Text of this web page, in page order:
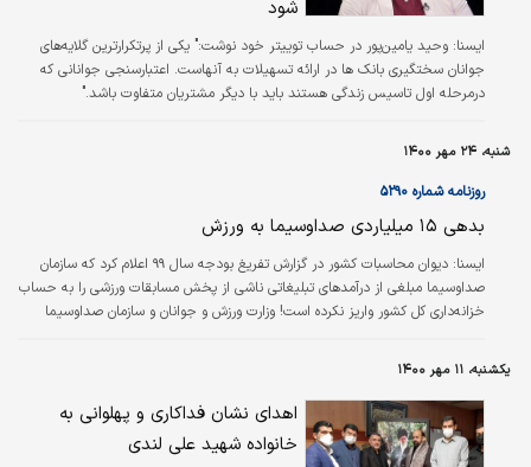
شود
ايسنا: وحید یامین‌پور در حساب توییتر خود نوشت:" ‌یکی از پرتکرارترین گلایه‌های
جوانان سختگیری بانک ها در ارائه تسهیلات به آنهاست. اعتبارسنجی جوانانی که
درمرحله اول تاسیس زندگی هستند باید با دیگر مشتریان متفاوت باشد."
شنبه، ۲۴ مهر ۱۴۰۰
روزنامه شماره ۵۲۹۰
بدهی ۱۵ میلیاردی صداوسیما به ورزش
ایسنا: دیوان محاسبات کشور در گزارش تفریغ بودجه سال ۹۹ اعلام کرد که سازمان
صداوسیما مبلغی از درآمدهای تبلیغاتی ناشی از پخش مسابقات ورزشی را به حساب
خزانه‌داری کل کشور واریز نکرده است! وزارت ورزش و جوانان و سازمان صداوسیما
در اختیار سازمان صداوسیما قرار می‌گیرد. در این قانون، همچنین درآمد حاصل از
تبلیغات ناشی از پخش مسابقات ورزشی ۵۰ میلیارد…
یکشنبه، ۱۱ مهر ۱۴۰۰
اهدای نشان فداکاری و پهلوانی به
خانواده شهید علی لندی